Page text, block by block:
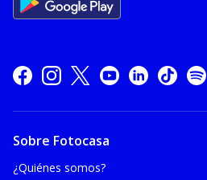
Sobre Fotocasa
¿Quiénes somos?